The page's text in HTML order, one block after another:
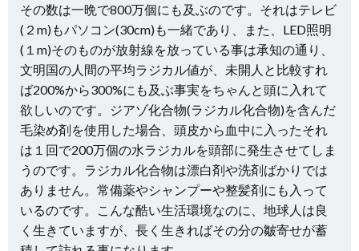
その数は一晩で800万個にも及ぶのです。それはテレビ
(２m)もパソコン(30cm)も一緒であり、また、LED照明
(１m)そのものが放射線を放っている事は承知の通り、
文明国の人間の平均ラジカル値が、未開人と比較すれ
ば200%から300%にも及ぶ事実をちゃんと頭に入れて
欲しいのです。ジアゾ化合物(ラジカル化合物)を含んだ
毛染め剤を使用した場合、頭皮から血中に入ったそれ
は１回で200万個の水ラジカルを頭部に発生させてしま
うのです。ラジカル化合物は漂白剤や洗剤ばかりでは
ありません。常備薬やシャンプーや整髪剤にも入って
いるのです。こんな酷い生活環境なのに、地球人は良
く生きていますが、長く生きればその分の皺寄せが蓄